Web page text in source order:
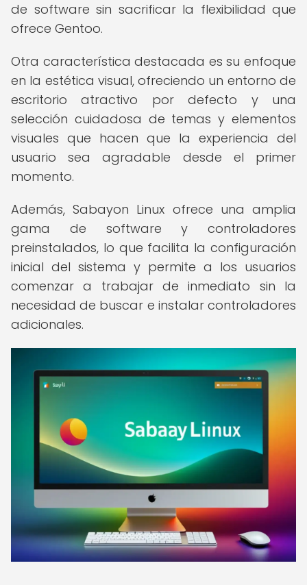
de software sin sacrificar la flexibilidad que
ofrece Gentoo.
Otra característica destacada es su enfoque
en la estética visual, ofreciendo un entorno de
escritorio atractivo por defecto y una
selección cuidadosa de temas y elementos
visuales que hacen que la experiencia del
usuario sea agradable desde el primer
momento.
Además, Sabayon Linux ofrece una amplia
gama de software y controladores
preinstalados, lo que facilita la configuración
inicial del sistema y permite a los usuarios
comenzar a trabajar de inmediato sin la
necesidad de buscar e instalar controladores
adicionales.